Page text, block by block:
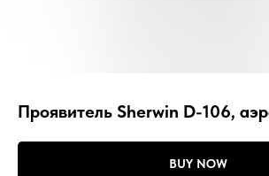
Проявитель Sherwin D-106,
BUY NOW